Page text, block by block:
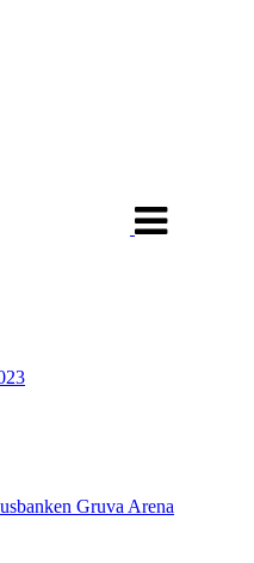
Gruva Arena